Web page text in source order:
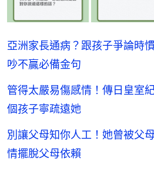
亞洲家長通病？跟孩子爭論時
吵不贏必備金句
管得太嚴易傷感情！傳日皇室
個孩子寧疏遠她
別讓父母知你人工！她曾被父
情擺脫父母依賴